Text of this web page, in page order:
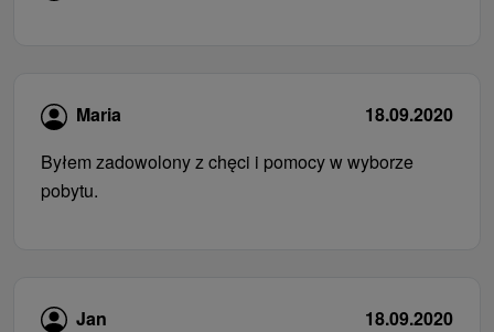
Maria
18.09.2020
Byłem zadowolony z chęci i pomocy w wyborze
pobytu.
Jan
18.09.2020